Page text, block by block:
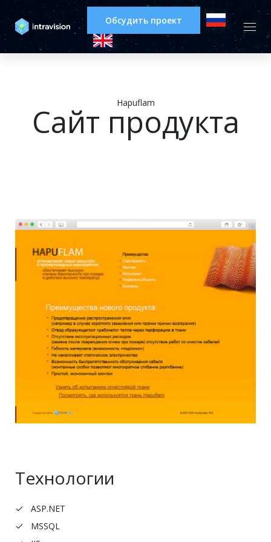
Обсудить проект
Hapuflam
Сайт продукта
Технологии
ASP.NET
MSSQL